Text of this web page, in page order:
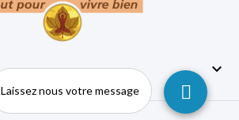
Laissez nous votre message
